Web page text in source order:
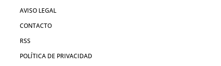
AVISO LEGAL
CONTACTO
RSS
POLÍTICA DE PRIVACIDAD